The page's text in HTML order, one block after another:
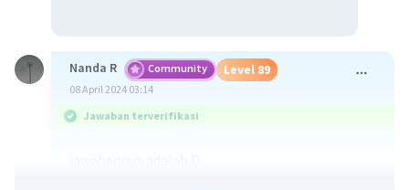
Nanda R Community Level 89
08 April 2024 03:14
Jawaban terverifikasi